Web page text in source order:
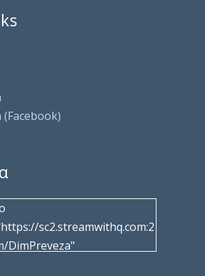
sc2.streamwithq.com:2
DimPreveza"